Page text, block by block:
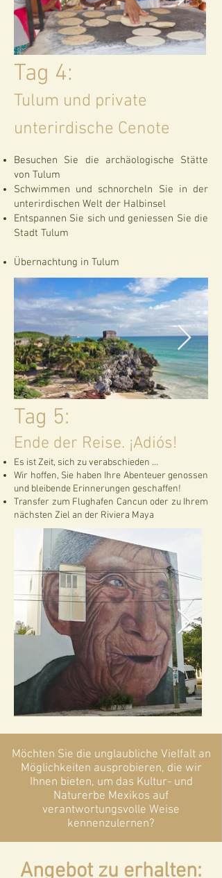
Tag 4:
Tulum und private
unterirdische Cenote
Besuchen Sie die archäologische Stätte
von Tulum
Schwimmen und schnorcheln Sie in der
unterirdischen Welt der Halbinsel
Entspannen Sie sich und geniessen Sie die
Stadt Tulum
Übernachtung in Tulum
Tag 5:
Ende der Reise. ¡Adiós!
Es ist Zeit, sich zu verabschieden …
Wir hoffen, Sie haben Ihre Abenteuer genossen
und bleibende Erinnerungen geschaffen!
Transfer zum Flughafen Cancun oder zu Ihrem
nächsten Ziel an der Riviera Maya
Möchten Sie die unglaubliche Vielfalt an
Möglichkeiten ausprobieren, die wir
Ihnen bieten, um das Kultur- und
Naturerbe Mexikos auf
verantwortungsvolle Weise
kennenzulernen?
Angebot zu erhalten: